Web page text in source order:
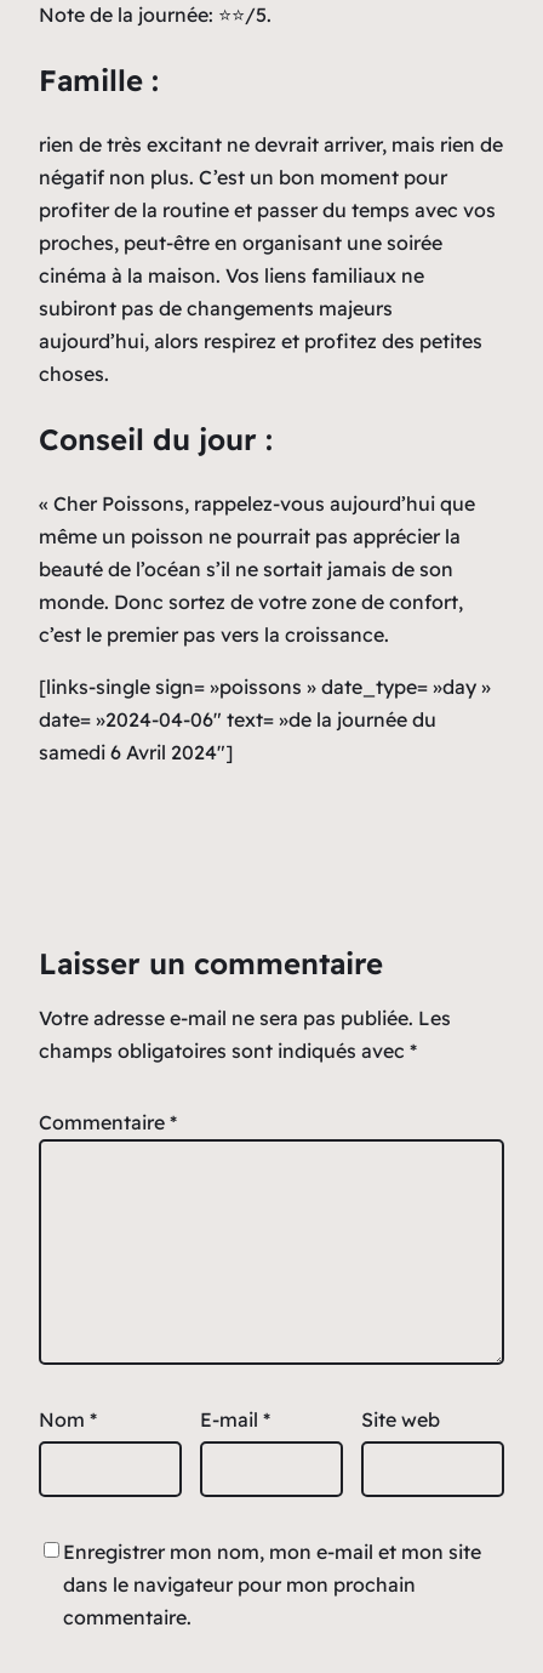
Note de la journée: ⭐⭐/5.
Famille :
rien de très excitant ne devrait arriver, mais rien de
négatif non plus. C’est un bon moment pour
profiter de la routine et passer du temps avec vos
proches, peut-être en organisant une soirée
cinéma à la maison. Vos liens familiaux ne
subiront pas de changements majeurs
aujourd’hui, alors respirez et profitez des petites
choses.
Conseil du jour :
« Cher Poissons, rappelez-vous aujourd’hui que
même un poisson ne pourrait pas apprécier la
beauté de l’océan s’il ne sortait jamais de son
monde. Donc sortez de votre zone de confort,
c’est le premier pas vers la croissance.
[links-single sign= »poissons » date_type= »day »
date= »2024-04-06″ text= »de la journée du
samedi 6 Avril 2024″]
Laisser un commentaire
Votre adresse e-mail ne sera pas publiée. Les
champs obligatoires sont indiqués avec *
Commentaire *
Nom * E-mail * Site web
Enregistrer mon nom, mon e-mail et mon site
dans le navigateur pour mon prochain
commentaire.